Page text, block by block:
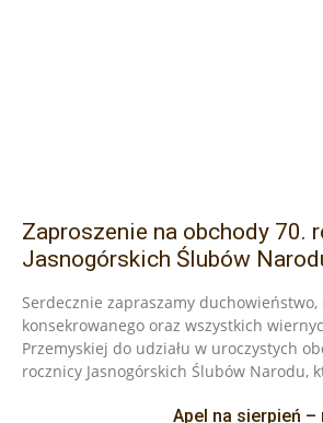
Zaproszenie na obchody 70.
Jasnogórskich Ślubów
Serdecznie zapraszamy duchowieństwo,
konsekrowanego oraz wszystkich
Przemyskiej do udziału w uroczystych
rocznicy Jasnogórskich Ślubów Narodu,
Apel na sierpień –